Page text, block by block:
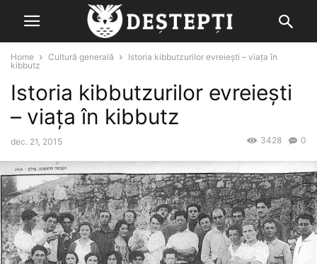
Home Cultură generală
Istoria kibbutzurilor evreiești – viața în
kibbutz
Istoria kibbutzurilor evreiești
– viața în kibbutz
dec. 21, 2015 0
3428